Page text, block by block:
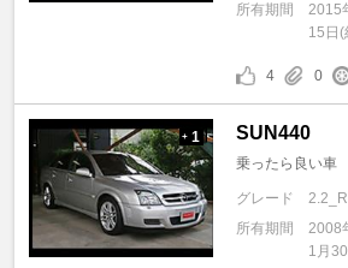
所有期間
2015
15日(
4 0
+ 1 SUN440
乗ったら良い車
グレード
所有期間
2008
1月